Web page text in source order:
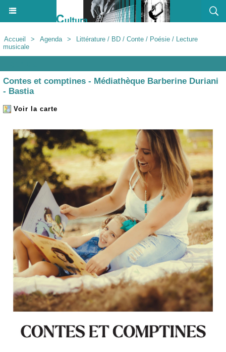
Accueil > Agenda >
Littérature / BD / Conte / Poésie / Lecture
musicale
Contes et comptines - Médiathèque Barberine Duriani
- Bastia
Voir la carte